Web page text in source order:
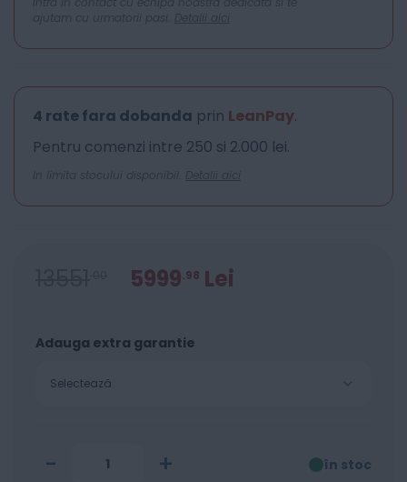
ajutam cu urmatorii pasi. Detalii aici
4 rate fara dobanda prin LeanPay.
Pentru comenzi intre 250 si 2.000 lei.
In limita stocului disponibil. Detalii aici
5999 98 Lei
Adauga extra garantie
Selectează
- + în stoc